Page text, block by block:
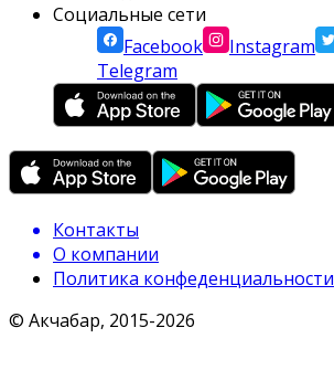
Социальные сети
Facebook
Instagram
Telegram
Контакты
О компании
Политика конфеденциальности
© Акчабар, 2015-2026